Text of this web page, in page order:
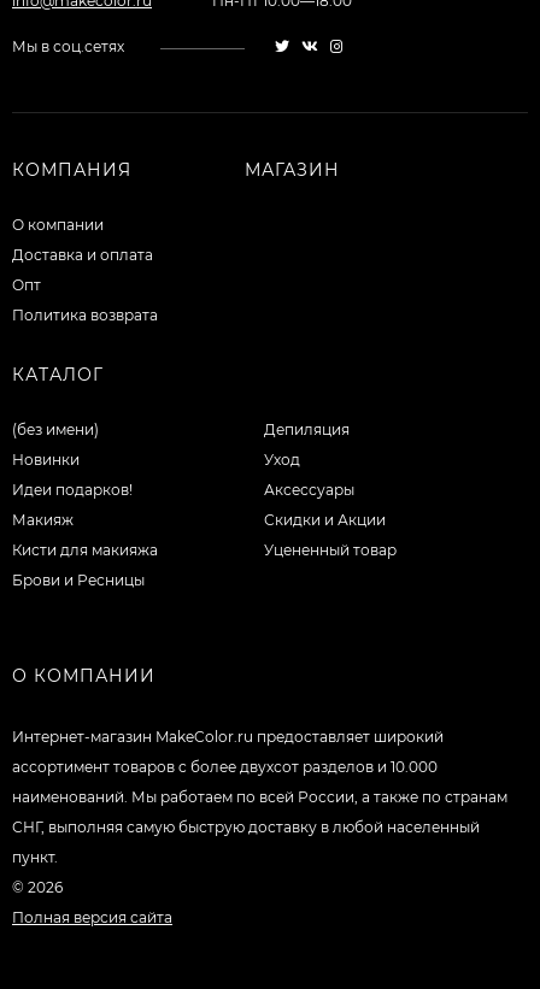
Мы в соц.сетях
КОМПАНИЯ
О компании
Доставка и оплата
Опт
Политика возврата
МАГАЗИН
КАТАЛОГ
(без имени)
Новинки
Идеи подарков!
Макияж
Кисти для макияжа
Брови и Ресницы
Депиляция
Уход
Аксессуары
Скидки и Акции
Уцененный товар
О КОМПАНИИ
Интернет-магазин MakeColor.ru предоставляет широкий
ассортимент товаров c более двухсот разделов и 10.000
наименований. Мы работаем по всей России, а также по странам
СНГ, выполняя самую быструю доставку в любой населенный
пункт.
© 2026
Полная версия сайта